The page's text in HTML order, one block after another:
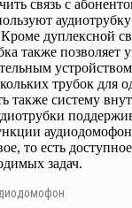
связь с
дуплексной
также позволяет
трубок для
также систему
то есть
задач.